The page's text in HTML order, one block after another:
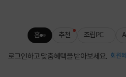
홈 추천 조립PC AI
로그인하고 맞춤혜택을 받아보세요. 회원